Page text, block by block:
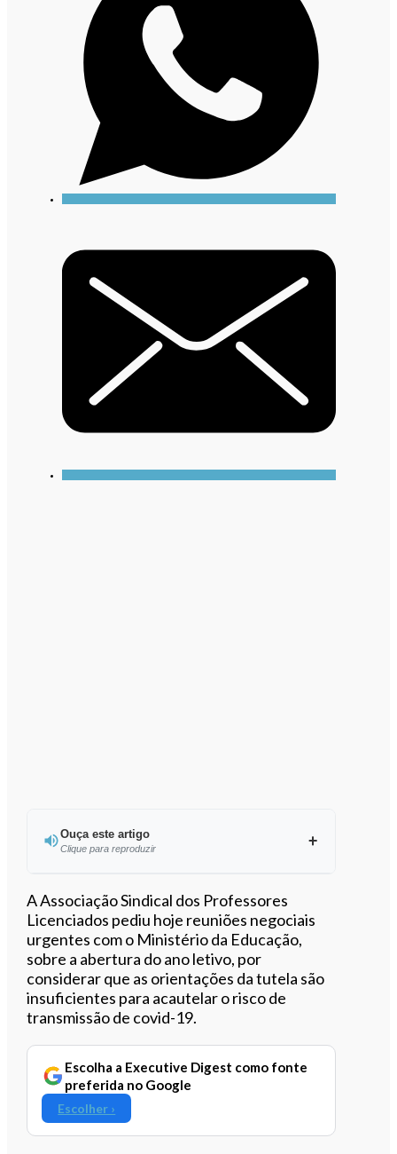
Ouça este artigo
Clique para reproduzir
Ouvir este artigo
A Associação Sindical dos Professores
Licenciados pediu hoje reuniões negociais
urgentes com o Ministério da Educação,
sobre a abertura do ano letivo, por
considerar que as orientações da tutela são
insuficientes para acautelar o risco de
transmissão de covid-19.
Escolha a Executive Digest como fonte
preferida no Google
Escolher ›